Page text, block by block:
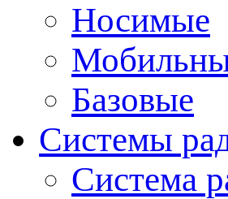
Носимые
Базовые
Системы
Система